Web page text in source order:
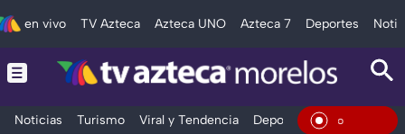
en vivo TV Azteca Azteca UNO Azteca 7 Deportes
Noticias Turismo Viral y Tendencia Deportes Espectáculos
En